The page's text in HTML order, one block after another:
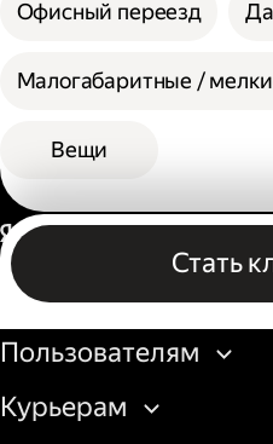
Офисный переезд
Малогабаритные /
Вещи
Стать
Бизнесу
Пользователям
Курьерам